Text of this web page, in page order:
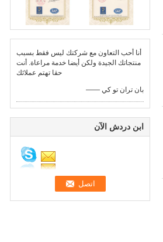
أنا أحب التعاون مع شركتك ليس فقط بسبب
منتجاتك الجيدة ولكن أيضا خدمة مراعاة. أنت
حقا تهتم عملائك
—— بان تران تو كي
ابن دردش الآن